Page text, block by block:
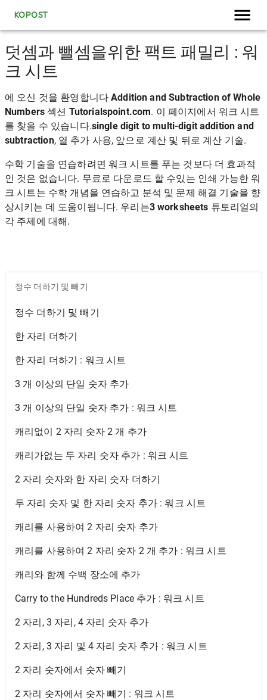
KOPOST
덧셈과 뺄셈을위한 팩트 패밀리 : 워
크 시트
에 오신 것을 환영합니다Addition and Subtraction of Whole
Numbers 섹션 Tutorialspoint.com. 이 페이지에서 워크 시트
를 찾을 수 있습니다.single digit to multi-digit addition and
subtraction, 열 추가 사용, 앞으로 계산 및 뒤로 계산 기술.
수학 기술을 연습하려면 워크 시트를 푸는 것보다 더 효과적
인 것은 없습니다. 무료로 다운로드 할 수있는 인쇄 가능한 워
크 시트는 수학 개념을 연습하고 분석 및 문제 해결 기술을 향
상시키는 데 도움이됩니다. 우리는3 worksheets 튜토리얼의
각 주제에 대해.
정수 더하기 및 빼기
정수 더하기 및 빼기
한 자리 더하기
한 자리 더하기 : 워크 시트
3 개 이상의 단일 숫자 추가
3 개 이상의 단일 숫자 추가 : 워크 시트
캐리없이 2 자리 숫자 2 개 추가
캐리가없는 두 자리 숫자 추가 : 워크 시트
2 자리 숫자와 한 자리 숫자 더하기
두 자리 숫자 및 한 자리 숫자 추가 : 워크 시트
캐리를 사용하여 2 자리 숫자 추가
캐리를 사용하여 2 자리 숫자 2 개 추가 : 워크 시트
캐리와 함께 수백 장소에 추가
Carry to the Hundreds Place 추가 : 워크 시트
2 자리, 3 자리, 4 자리 숫자 추가
2 자리, 3 자리 및 4 자리 숫자 추가 : 워크 시트
2 자리 숫자에서 숫자 빼기
2 자리 숫자에서 숫자 빼기 : 워크 시트